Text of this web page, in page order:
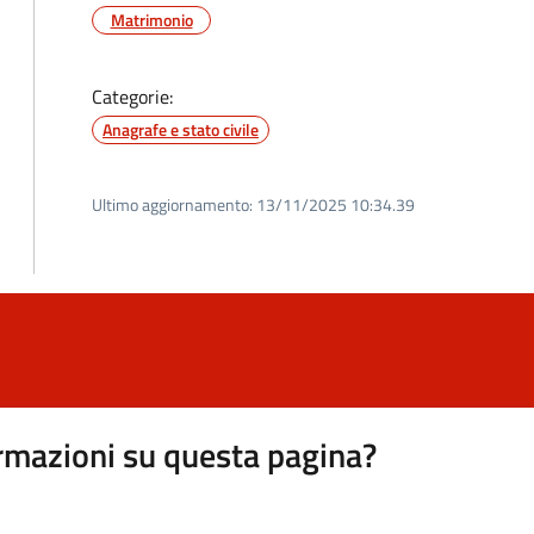
Matrimonio
Categorie:
Anagrafe e stato civile
Ultimo aggiornamento: 13/11/2025 10:34.39
su questa pagina?